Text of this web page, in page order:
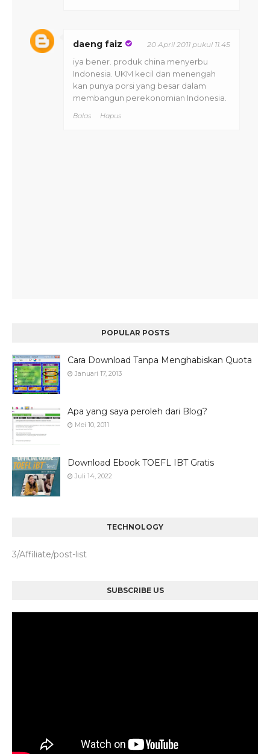
daeng faiz 20 April 2011 pukul 11.45
iya bener. produk china menyerbu
Indonesia. UKM kecil dan menengah
kan punya porsi yang besar dalam
membangun perekonomian Indonesia.
Balas Hapus
POPULAR POSTS
Cara Download Tanpa Menghabiskan Quota
Januari 17, 2013
Apa yang saya peroleh dari Blog?
Mei 10, 2011
Download Ebook TOEFL IBT Gratis
Juli 14, 2022
TECHNOLOGY
3/Affiliate/post-list
SUBSCRIBE US